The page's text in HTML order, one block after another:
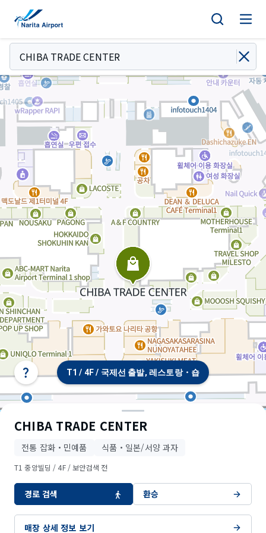
© OpenStreetMap contributors
CHIBA TRADE CENTER
터
미
널/
층
선
택
T1 / 4F / 국제선 출발, 레스토랑・숍
CHIBA TRADE CENTER
전통 잡화・민예품 식품・일본/서양 과자
T1 중앙빌딩 / 4F / 보안검색 전
경로 검색 환승
매장 상세 정보 보기